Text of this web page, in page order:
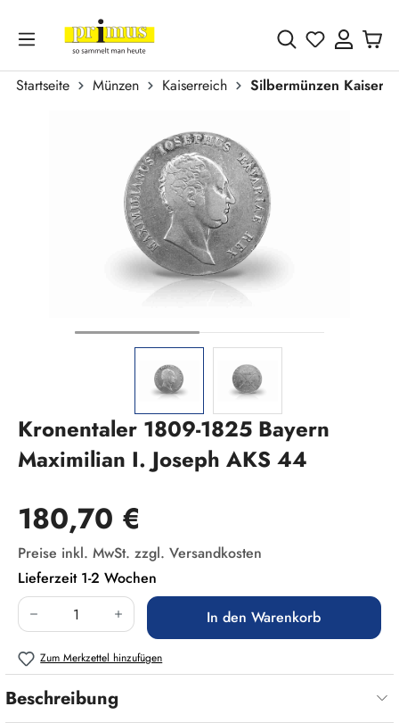
Zum Hauptinhalt springen
Du hast 0
Startseite Münzen Kaiserreich
Silbermünzen
Kronentaler 1809-1825 Bayern
Maximilian I. Joseph AKS 44
Regulärer Preis:
180,70 €
Preise inkl. MwSt. zzgl. Versandkosten
Lieferzeit 1-2 Wochen
Produkt Anzahl: Gib den gewünschten Wert
In den Warenkorb
Zum Merkzettel hinzufügen
Beschreibung